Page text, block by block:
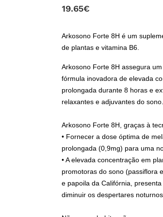
19.65€
Arkosono Forte 8H é um
de plantas e vitamina B6.
Arkosono Forte 8H assegura
fórmula inovadora de elevada
prolongada durante 8 horas e
relaxantes e adjuvantes do sono.
Arkosono Forte 8H, graças à
• Fornecer a dose óptima de
prolongada (0,9mg) para uma
• A elevada concentração em
promotoras do sono (passiflora
e papoila da Califórnia,
diminuir os despertares